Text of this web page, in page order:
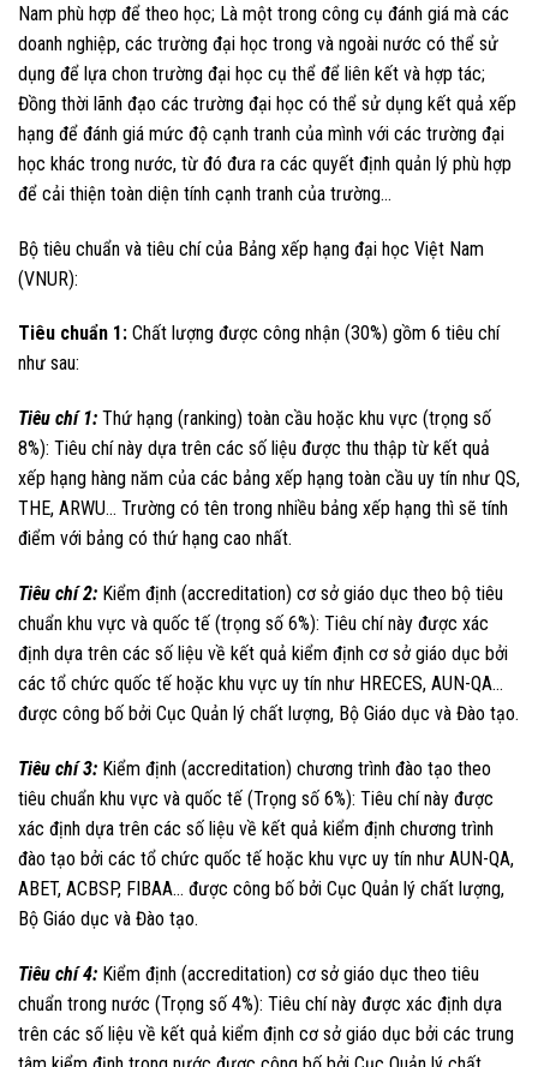
Nam phù hợp để theo học; Là một trong công cụ đánh giá mà các
doanh nghiệp, các trường đại học trong và ngoài nước có thể sử
dụng để lựa chon trường đại học cụ thể để liên kết và hợp tác;
Đồng thời lãnh đạo các trường đại học có thể sử dụng kết quả xếp
hạng để đánh giá mức độ cạnh tranh của mình với các trường đại
học khác trong nước, từ đó đưa ra các quyết định quản lý phù hợp
để cải thiện toàn diện tính cạnh tranh của trường…
Bộ tiêu chuẩn và tiêu chí của Bảng xếp hạng đại học Việt Nam
(VNUR):
Tiêu chuẩn 1: Chất lượng được công nhận (30%) gồm 6 tiêu chí
như sau:
Tiêu chí 1: Thứ hạng (ranking) toàn cầu hoặc khu vực (trọng số
8%): Tiêu chí này dựa trên các số liệu được thu thập từ kết quả
xếp hạng hàng năm của các bảng xếp hạng toàn cầu uy tín như QS,
THE, ARWU… Trường có tên trong nhiều bảng xếp hạng thì sẽ tính
điểm với bảng có thứ hạng cao nhất.
Tiêu chí 2: Kiểm định (accreditation) cơ sở giáo dục theo bộ tiêu
chuẩn khu vực và quốc tế (trọng số 6%): Tiêu chí này được xác
định dựa trên các số liệu về kết quả kiểm định cơ sở giáo dục bởi
các tổ chức quốc tế hoặc khu vực uy tín như HRECES, AUN-QA…
được công bố bởi Cục Quản lý chất lượng, Bộ Giáo dục và Đào tạo.
Tiêu chí 3: Kiểm định (accreditation) chương trình đào tạo theo
tiêu chuẩn khu vực và quốc tế (Trọng số 6%): Tiêu chí này được
xác định dựa trên các số liệu về kết quả kiểm định chương trình
đào tạo bởi các tổ chức quốc tế hoặc khu vực uy tín như AUN-QA,
ABET, ACBSP, FIBAA… được công bố bởi Cục Quản lý chất lượng,
Bộ Giáo dục và Đào tạo.
Tiêu chí 4: Kiểm định (accreditation) cơ sở giáo dục theo tiêu
chuẩn trong nước (Trọng số 4%): Tiêu chí này được xác định dựa
trên các số liệu về kết quả kiểm định cơ sở giáo dục bởi các trung